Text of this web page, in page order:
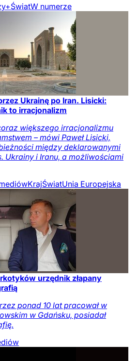
ŚwiatW numerze
Ukrainę po Iran. Lisicki:
to irracjonalizm
większego irracjonalizmu
– mówi Paweł Lisicki,
między deklarowanymi
Ukrainy i Iranu, a możliwościami
KrajŚwiatUnia Europejska
urzędnik złapany
ponad 10 lat pracował w
w Gdańsku, posiadał